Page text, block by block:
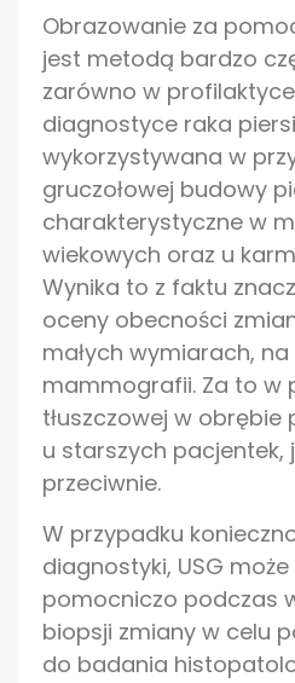
Obrazowanie za
jest metodą bardzo
zarówno w
diagnostyce raka
wykorzystywana w
gruczołowej budowy
charakterystyczne w
wiekowych oraz u
Wynika to z faktu
oceny obecności
małych wymiarach,
mammografii. Za to w
tłuszczowej w obrębie
u starszych pacjentek,
przeciwnie.
W przypadku
diagnostyki, USG może
pomocniczo podczas
biopsji zmiany w celu
do badania